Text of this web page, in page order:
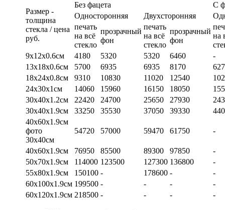
Размер -
толщина
стекла / цена
руб.
Без фацета
С
Односторонняя
Двухсторонняя
печать
на всё
стекло
прозрачный
фон
печать
на всё
стекло
прозрачный
фон
на
9х12х0.6см
4180 5320 5320 6460
-
13х18х0.6см
5700 6935 6935 8170
18х24х0.8см
9310 10830 11020 12540
24х30х1см
14060 15960 16150 18050
30х40х1.2см
22420 24700 25650 27930
30х40х1.9см
33250 35530 37050 39330
40х60х1.9см
фото
30х40см
54720 57000 59470 61750 -
40х60х1.9см 76950 85500 89300 97850
-
50х70х1.9см
114000 123500 127300 136800
-
55х80х1.9см
150100 - 178600 -
-
60х100х1.9см 199500 - - -
-
60х120х1.9см 218500 - - - -